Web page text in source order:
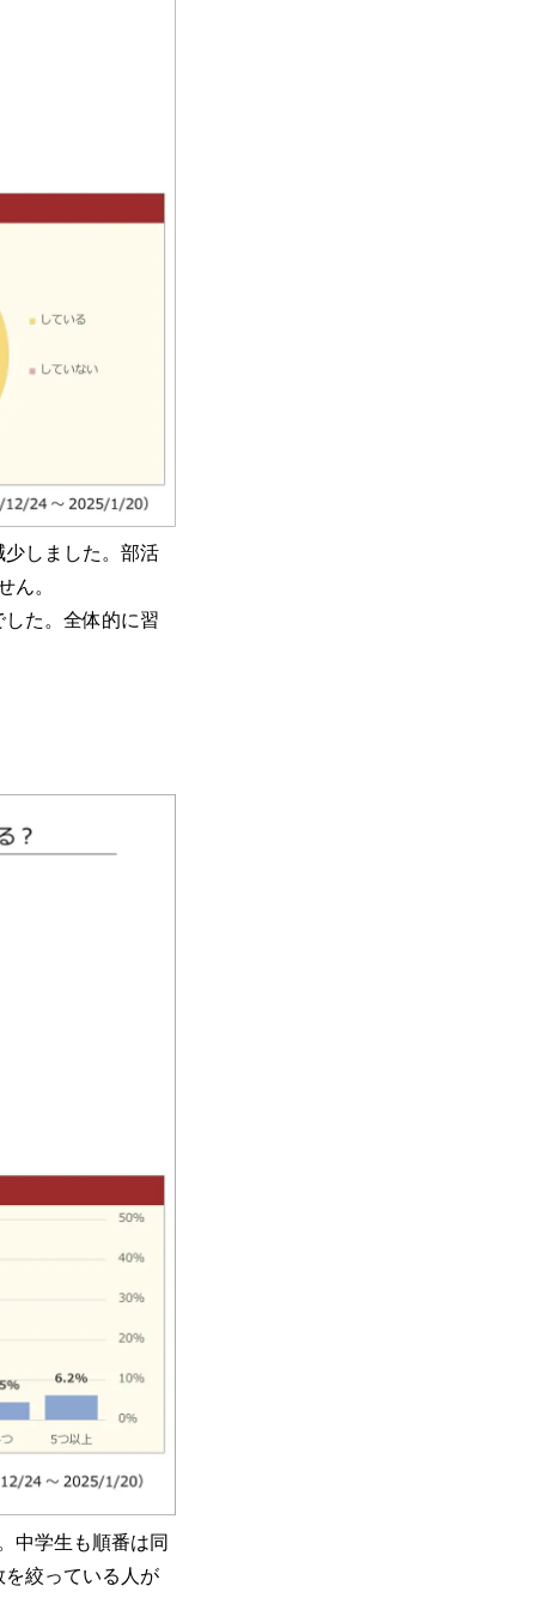
しました。部活
ん。
た。全体的に習
中学生も順番は同
絞っている人が